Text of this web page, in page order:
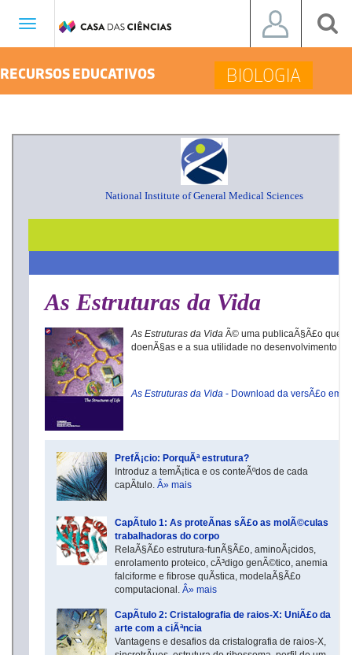
Toggle
RECURSOS EDUCATIVOS BIOLOGIA